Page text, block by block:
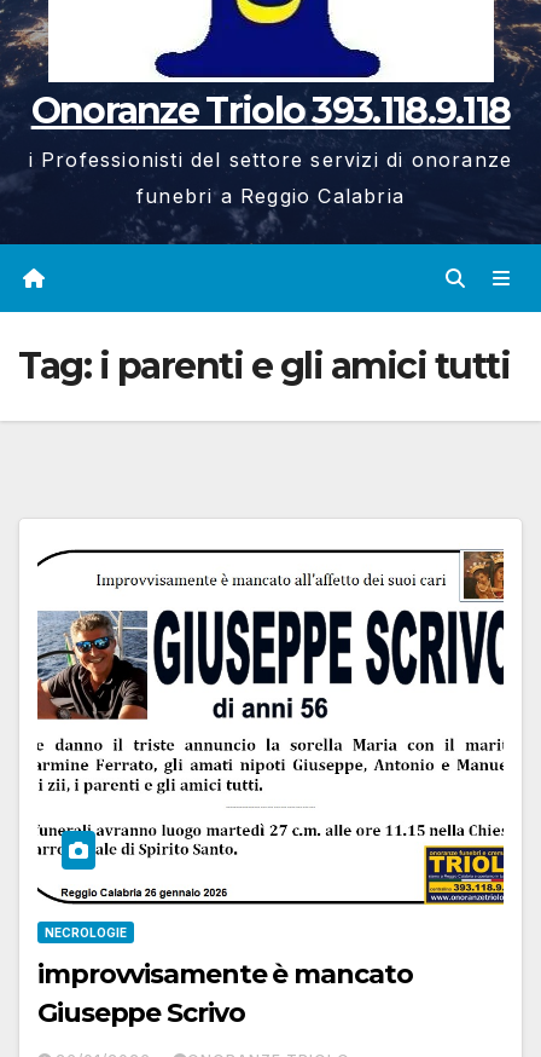
Onoranze Triolo 393.118.9.118
i Professionisti del settore servizi di onoranze
funebri a Reggio Calabria
Tag: i parenti e gli amici tutti
NECROLOGIE
improvvisamente è mancato
Giuseppe Scrivo